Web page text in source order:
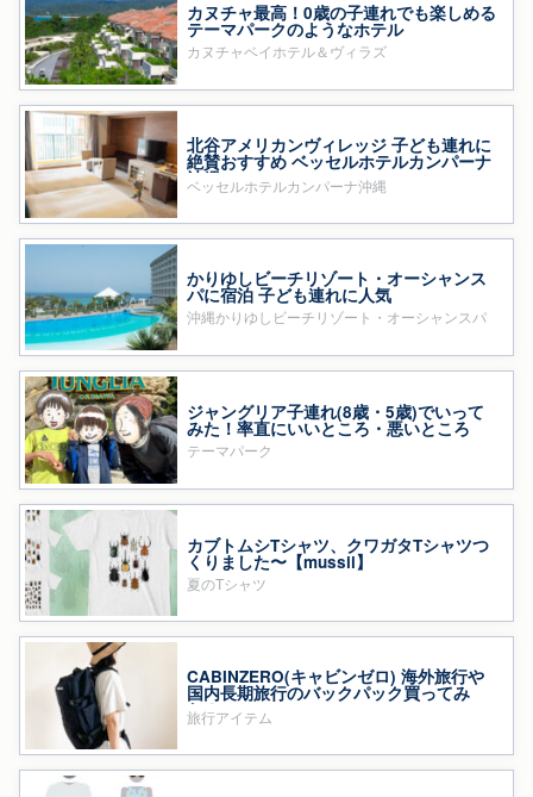
カヌチャ最高！0歳の子連れでも楽しめる
テーマパークのようなホテル
カヌチャベイホテル＆ヴィラズ
北谷アメリカンヴィレッジ 子ども連れに
絶賛おすすめ ベッセルホテルカンパーナ
沖縄
ベッセルホテルカンパーナ沖縄
かりゆしビーチリゾート・オーシャンス
パに宿泊 子ども連れに人気
沖縄かりゆしビーチリゾート・オーシャンスパ
ジャングリア子連れ(8歳・5歳)でいって
みた！率直にいいところ・悪いところ
テーマパーク
カブトムシTシャツ、クワガタTシャツつ
くりました〜【mussii】
夏のTシャツ
CABINZERO(キャビンゼロ) 海外旅行や
国内長期旅行のバックパック買ってみ
た！
旅行アイテム